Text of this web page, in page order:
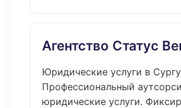
Агентство Статус
Юридические услуги в
Профессиональный
юридические услуги.